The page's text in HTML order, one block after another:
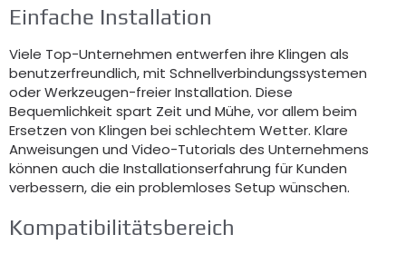
Einfache Installation
Viele Top-Unternehmen entwerfen ihre Klingen als
benutzerfreundlich, mit Schnellverbindungssystemen
oder Werkzeugen-freier Installation. Diese
Bequemlichkeit spart Zeit und Mühe, vor allem beim
Ersetzen von Klingen bei schlechtem Wetter. Klare
Anweisungen und Video-Tutorials des Unternehmens
können auch die Installationserfahrung für Kunden
verbessern, die ein problemloses Setup wünschen.
Kompatibilitätsbereich